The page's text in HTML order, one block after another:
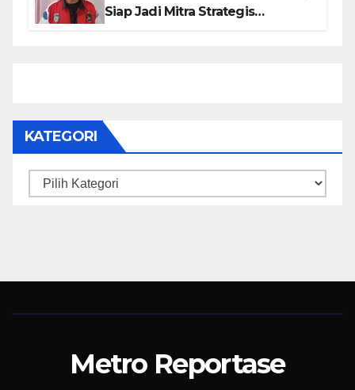
Siap Jadi Mitra Strategis
KATEGORI
Kategori
Metro Reportase